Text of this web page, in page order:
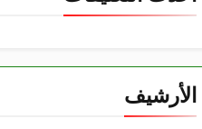
الأرشيف